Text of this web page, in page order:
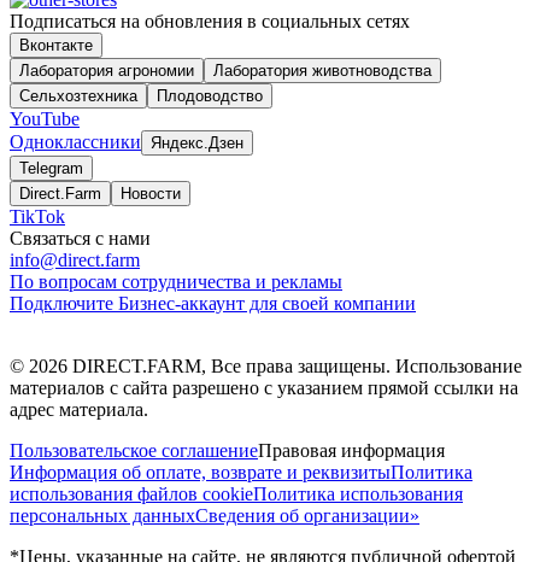
Подписаться на обновления в социальных сетях
Вконтакте
Лаборатория агрономии
Лаборатория животноводства
Сельхозтехника
Плодоводство
YouTube
Одноклассники Яндекс.Дзен
Telegram
Direct.Farm
Новости
TikTok
Связаться с нами
info@direct.farm
По вопросам сотрудничества и рекламы
Подключите Бизнес-аккаунт для своей компании
© 2026 DIRECT.FARM, Все права защищены. Использование
материалов с сайта разрешено с указанием прямой ссылки на
адрес материала.
Пользовательское соглашениеПравовая информация
Информация об оплате, возврате и реквизитыПолитика
использования файлов cookieПолитика использования
персональных данныхСведения об организации»
*Цены, указанные на сайте, не являются публичной офертой